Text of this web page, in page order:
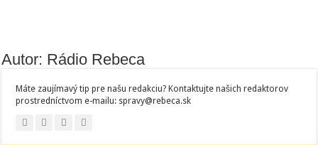
Autor: Rádio Rebeca
Máte zaujímavý tip pre našu redakciu? Kontaktujte našich redaktorov
prostredníctvom e-mailu: spravy@rebeca.sk